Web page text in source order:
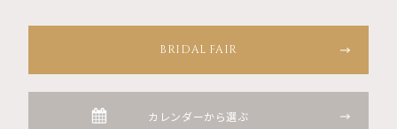
BRIDAL FAIR
カレンダーから選ぶ